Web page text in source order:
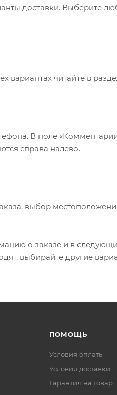
доставки. Выберите
вариантах читайте в
В поле
справа налево.
выбор
о заказе и в
выбирайте другие
ПОМОЩЬ
Условия оплаты
Условия доставки
Гарантия на товар